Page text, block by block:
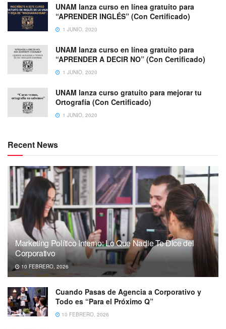
UNAM lanza curso en línea gratuito para
“APRENDER INGLÉS” (Con Certificado)
1 JUNIO, 2020
UNAM lanza curso en línea gratuito para
“APRENDER A DECIR NO” (Con Certificado)
1 JUNIO, 2020
UNAM lanza curso gratuito para mejorar tu
Ortografía (Con Certificado)
1 JUNIO, 2020
Recent News
Marketing Político Interno: Lo Que Nadie Te Dice del
Corporativo
10 FEBRERO, 2026
Cuando Pasas de Agencia a Corporativo y
Todo es “Para el Próximo Q”
10 FEBRERO, 2026